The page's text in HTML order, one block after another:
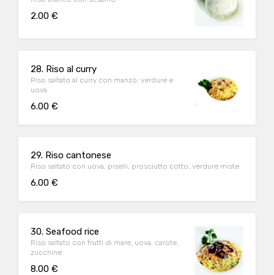
2.00 €
28. Riso al curry
Riso saltato al curry con manzo, verdure e
uova
6.00 €
29. Riso cantonese
Riso saltato con uova, piselli, prosciutto cotto, verdure miste
6.00 €
30. Seafood rice
Riso saltato con frutti di mare, uova, carote,
zucchine
8.00 €